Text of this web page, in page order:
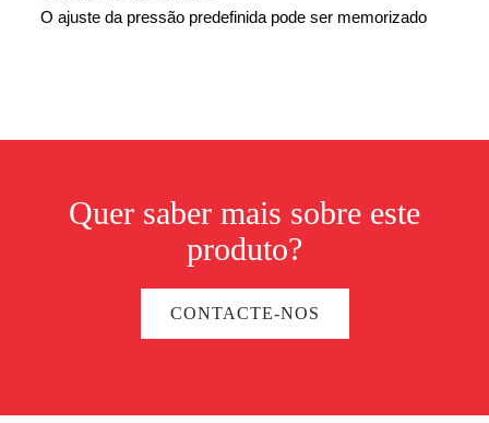
O ajuste da pressão predefinida pode ser memorizado
Quer saber mais sobre este
produto?
CONTACTE-NOS